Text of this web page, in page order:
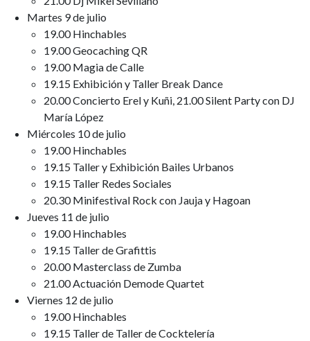
Martes 9 de julio
19.00 Hinchables
19.00 Geocaching QR
19.00 Magia de Calle
19.15 Exhibición y Taller Break Dance
20.00 Concierto Erel y Kuñi, 21.00 Silent Party con DJ
María López
Miércoles 10 de julio
19.00 Hinchables
19.15 Taller y Exhibición Bailes Urbanos
19.15 Taller Redes Sociales
20.30 Minifestival Rock con Jauja y Hagoan
Jueves 11 de julio
19.00 Hinchables
19.15 Taller de Grafittis
20.00 Masterclass de Zumba
21.00 Actuación Demode Quartet
Viernes 12 de julio
19.00 Hinchables
19.15 Taller de Taller de Cocktelería